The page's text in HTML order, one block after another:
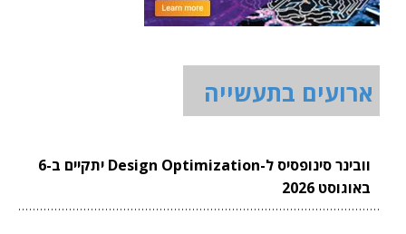
ארועים בתעשייה
וובינר סינופסיס ל-Design Optimization יתקיים ב-6
באוגוסט 2026